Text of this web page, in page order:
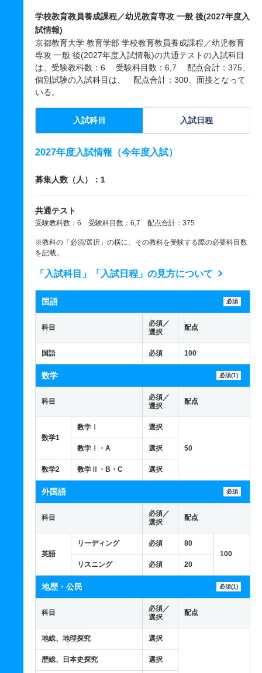
学校教育教員養成課程／幼児教育専攻 一般 後(2027年度入
試情報)
京都教育大学 教育学部 学校教育教員養成課程／幼児教育
専攻 一般 後(2027年度入試情報)の共通テストの入試科目
は、受験教科数：6 受験科目数：6,7 配点合計：375、
個別試験の入試科目は、 配点合計：300、面接となって
いる。
入試科目 入試日程
2027年度入試情報（今年度入試）
募集人数（人）：1
共通テスト
受験教科数：6 受験科目数：6,7 配点合計：375
※教科の「必須/選択」の横に、その教科を受験する際の必要科目数
を記載。
「入試科目」「入試日程」の見方について
国語 必須
科目
必須／
選択
配点
国語 必須 100
数学 必須(1)
科目
必須／
選択
配点
数学1
数学Ⅰ 選択
50
数学Ⅰ・A 選択
数学2 数学Ⅱ・B・C 選択
外国語 必須
科目
必須／
選択
配点
英語
リーディング 必須
80
100
リスニング
必須 20
地歴・公民 必須(1)
科目
必須／
選択
配点
地総、地理探究 選択
歴総、日本史探究 選択